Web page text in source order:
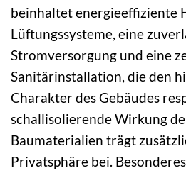
beinhaltet energieeffiziente
Lüftungssysteme, eine
Stromversorgung und eine
Sanitärinstallation, die den
Charakter des Gebäudes
schallisolierende Wirkung
Baumaterialien trägt
Privatsphäre bei.